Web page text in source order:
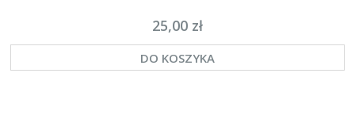
25,00 zł
DO KOSZYKA